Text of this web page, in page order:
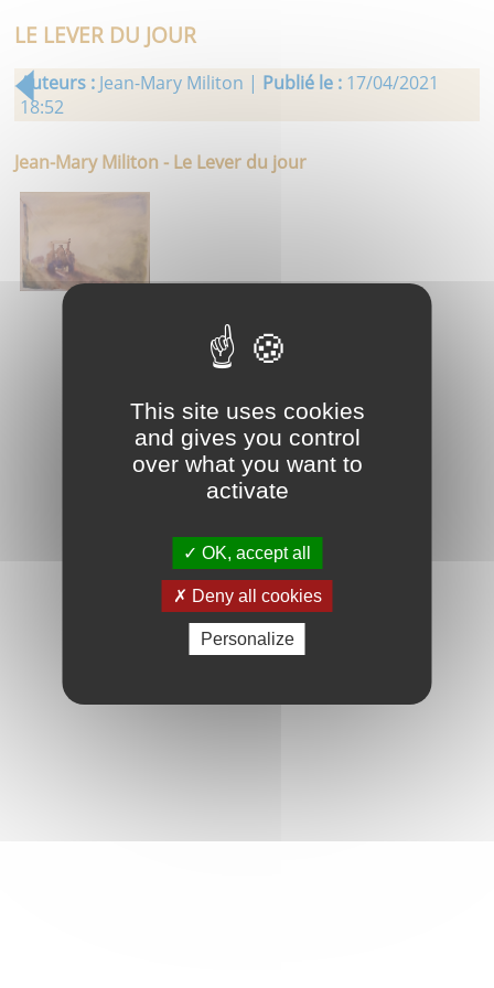
LE LEVER DU JOUR
Auteurs : Jean-Mary Militon | Publié le : 17/04/2021
18:52
Jean-Mary Militon - Le Lever du jour
This site uses cookies
and gives you control
over what you want to
activate
OK, accept all
Deny all cookies
Personalize